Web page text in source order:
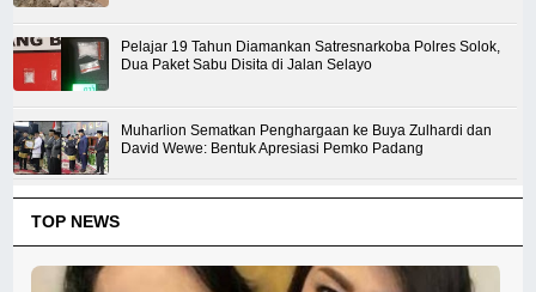
Pelajar 19 Tahun Diamankan Satresnarkoba Polres Solok,
Dua Paket Sabu Disita di Jalan Selayo
Muharlion Sematkan Penghargaan ke Buya Zulhardi dan
David Wewe: Bentuk Apresiasi Pemko Padang
TOP NEWS